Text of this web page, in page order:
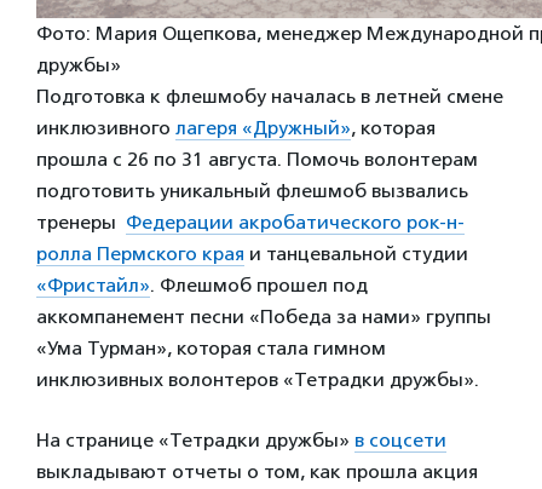
Фото: Мария Ощепкова, менеджер Международной
дружбы»
Подготовка к флешмобу началась в летней смене
инклюзивного лагеря «Дружный», которая
прошла с 26 по 31 августа. Помочь волонтерам
подготовить уникальный флешмоб вызвались
тренеры Федерации акробатического рок-н-
ролла Пермского края и танцевальной студии
«Фристайл». Флешмоб прошел под
аккомпанемент песни «Победа за нами» группы
«Ума Турман», которая стала гимном
инклюзивных волонтеров «Тетрадки дружбы».
На странице «Тетрадки дружбы» в соцсети
выкладывают отчеты о том, как прошла акция